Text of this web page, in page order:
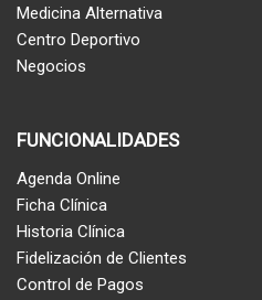
Medicina Alternativa
Centro Deportivo
Negocios
FUNCIONALIDADES
Agenda Online
Ficha Clínica
Historia Clínica
Fidelización de Clientes
Control de Pagos